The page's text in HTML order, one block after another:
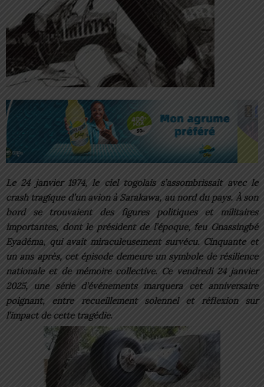
Le 24 janvier 1974, le ciel togolais s’assombrissait avec le
crash tragique d’un avion à Sarakawa, au nord du pays. À son
bord se trouvaient des figures politiques et militaires
importantes, dont le président de l’époque, feu Gnassingbé
Eyadéma, qui avait miraculeusement survécu. Cinquante et
un ans après, cet épisode demeure un symbole de résilience
nationale et de mémoire collective. Ce vendredi 24 janvier
2025, une série d’événements marquera cet anniversaire
poignant, entre recueillement solennel et réflexion sur
l’impact de cette tragédie.